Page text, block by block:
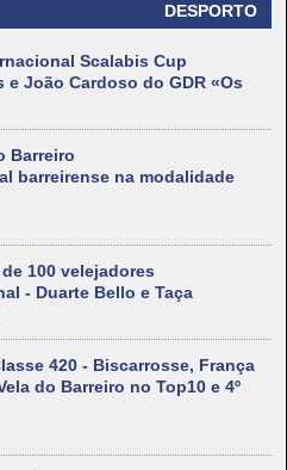
DESPORTO
Scalabis Cup
e João Cardoso do GDR «Os
Barreiro
barreirense na modalidade
100 velejadores
- Duarte Bello e Taça
420 - Biscarrosse, França
do Barreiro no Top10 e 4º